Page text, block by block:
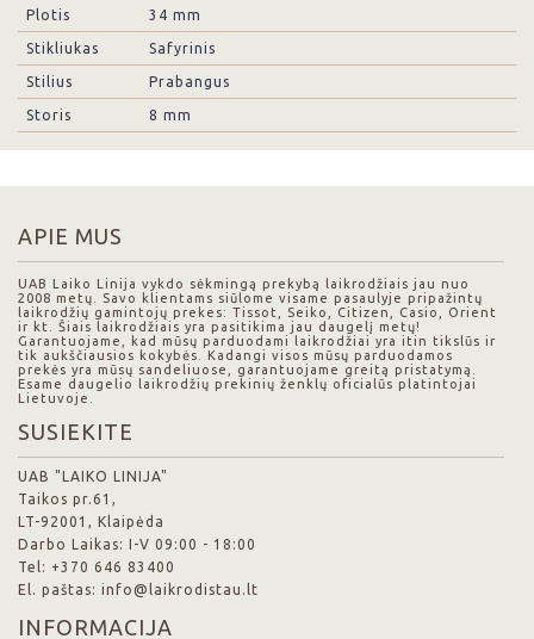
Plotis 34 mm
Stikliukas Safyrinis
Stilius Prabangus
Storis 8 mm
APIE MUS
UAB Laiko Linija vykdo sėkmingą prekybą laikrodžiais jau nuo
2008 metų. Savo klientams siūlome visame pasaulyje pripažintų
laikrodžių gamintojų prekes: Tissot, Seiko, Citizen, Casio, Orient
ir kt. Šiais laikrodžiais yra pasitikima jau daugelį metų!
Garantuojame, kad mūsų parduodami laikrodžiai yra itin tikslūs ir
tik aukščiausios kokybės. Kadangi visos mūsų parduodamos
prekės yra mūsų sandeliuose, garantuojame greitą pristatymą.
Esame daugelio laikrodžių prekinių ženklų oficialūs platintojai
Lietuvoje.
SUSIEKITE
UAB "LAIKO LINIJA"
Taikos pr.61,
LT-92001, Klaipėda
Darbo Laikas: I-V 09:00 - 18:00
Tel: +370 646 83400
El. paštas: info@laikrodistau.lt
INFORMACIJA